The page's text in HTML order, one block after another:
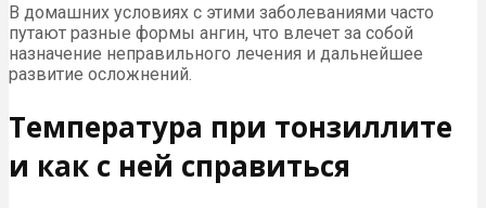
В домашних условиях с этими заболеваниями часто
путают разные формы ангин, что влечет за собой
назначение неправильного лечения и дальнейшее
развитие осложнений.
Температура при тонзиллите
и как с ней справиться